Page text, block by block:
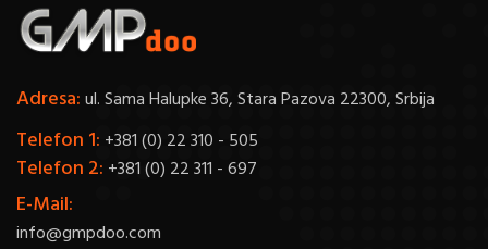
Adresa:ul. Sama Halupke 36, Stara Pazova 22300, Srbija
Telefon 1: +381 (0) 22 310 - 505
Telefon 2: +381 (0) 22 311 - 697
E-Mail:
info@gmpdoo.com